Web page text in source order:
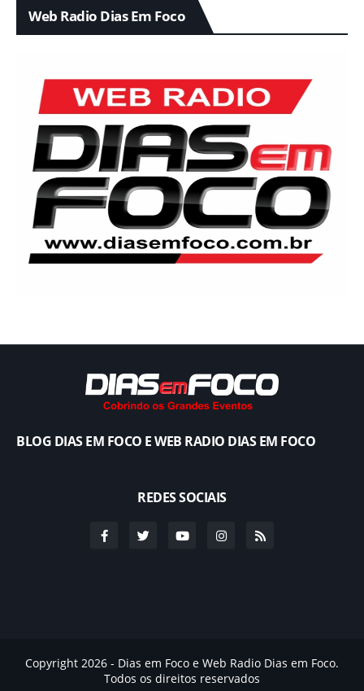
Web Radio Dias Em Foco
BLOG DIAS EM FOCO E WEB RADIO DIAS EM FOCO
REDES SOCIAIS
Copyright 2026 - Dias em Foco e Web Radio Dias em Foco.
Todos os direitos reservados